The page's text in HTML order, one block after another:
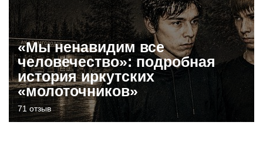
«Мы ненавидим все
человечество»: подробная
история иркутских
«молоточников»
71 отзыв